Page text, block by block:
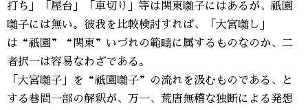
打ち」「屋台」「車切り」等は関東囃子にはあるが、祇園
囃子には無い。彼我を比較検討すれば、「大宮囃し」
は“祇園”“関東”いづれの範疇に属するものなのか、二
者択一は容易なわざである。
「大宮囃子」を“祇園囃子”の流れを汲むものである、と
する巷間一部の解釈が、万一、荒唐無稽な独断による発想